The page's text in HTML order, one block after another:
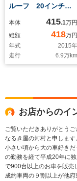
ルーフ 20インチア
リー&ドライブシステ
ム ソフトクローズド
ア GTS専用インテ
リアトリムPKG(カー
マインレッド) スポ
ステム
本体 415.1万円
総額
418万円
年式
2015年
走行
6.9万km
お店からのイ
ご覧いただきありがとうご
なるき屋の河村と申します
小さい頃から大の車好き
の勤務を経て平成20年に
で900台以上のお車を販売
成約車両の９割以上が他